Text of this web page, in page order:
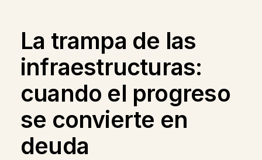
La trampa de las
infraestructuras:
cuando el progreso
se convierte en
deuda